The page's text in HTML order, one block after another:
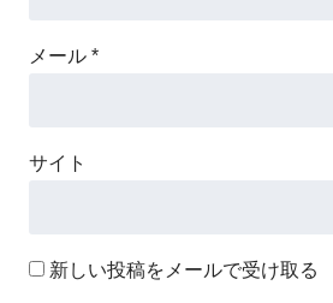
メール *
サイト
新しい投稿をメールで受け取る